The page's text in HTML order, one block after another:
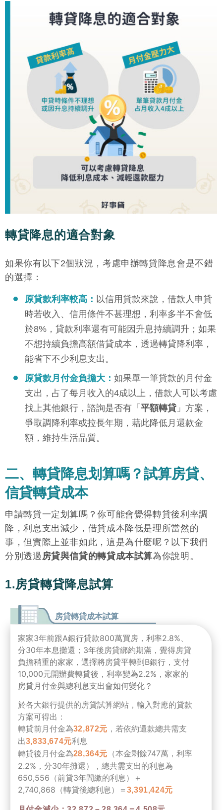
轉貸降息的適合對象
如果你有以下2個狀況，考慮申辦轉貸降息會是不錯
的選擇：
原貸款利率較高： 以信用貸款來說，借款人申貸
時若收入、信用條件不甚理想，利率多半不會低
於8%，貸款利率還有可能因升息持續調升；如果
不想持續負擔高額借貸成本，透過轉貸降利率，
能省下不少利息支出。
原貸款月付金負擔大： 如果單一筆貸款的月付金
支出，占了每月收入的4成以上，借款人可以考慮
找上其他銀行，諮詢是否有「 平額轉貸 」方案，
爭取調降利率或拉長年期，藉此降低月還款金
額，維持生活品質。
二、轉貸降息划算嗎？試算房貸、
信貸轉貸成本
申請轉貸一定划算嗎？你可能會覺得轉貸後利率調
降，利息支出減少，借貸成本降低是理所當然的
事，但實際上並非如此，這是為什麼呢？以下我們
分別透過 房貸與信貸的轉貸成本試算為你說明。
1.房貸轉貸降息試算
房貸轉貸成本試算
家家3年前跟A銀行貸款800萬買房，利率2.8%、
分30年本息攤還；3年後房貸綁約期滿，覺得房貸
負擔稍重的家家，選擇將房貸平轉到B銀行，支付
10,000元開辦費轉貸後，利率變為2.2%，家家的
房貸月付金與總利息支出會如何變化？
於各大銀行提供的房貸試算網站，輸入對應的貸款
方案可得出：
轉貸前月付金為32,872元 ，若依約還款總共需支
出3,833,674元利息
轉貸後月付金為28,364元
（本金剩餘747萬，利率
2.2%，分30年攤還），總共需支出的利息為
650,556（前貸3年間繳的利息）＋
2,740,868（轉貸後總利息）＝ 3,391,424元